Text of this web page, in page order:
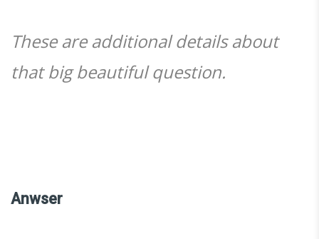
Anwser
These are additional details about
that big beautiful question.